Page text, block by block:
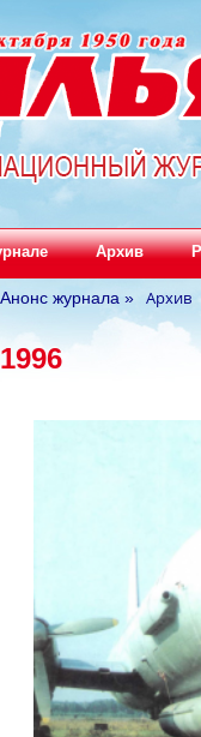
Архив
Анонс журнала » Архив
1996